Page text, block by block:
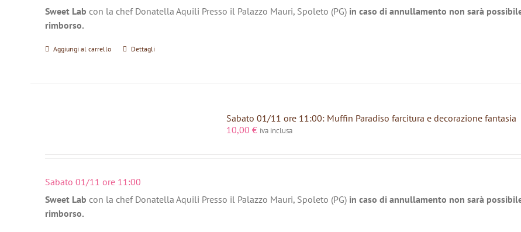
Sweet Lab con la chef Donatella Aquili Presso il Palazzo Mauri, Spoleto (PG) in caso di annullamento non sarà
rimborso.
Aggiungi al carrello Dettagli
Sabato 01/11 ore 11:00: Muffin Paradiso farcitura e decorazione fantasia
10,00 € iva inclusa
Sabato 01/11 ore 11:00
Sweet Lab con la chef Donatella Aquili Presso il Palazzo Mauri, Spoleto (PG) in caso di annullamento non sarà
rimborso.